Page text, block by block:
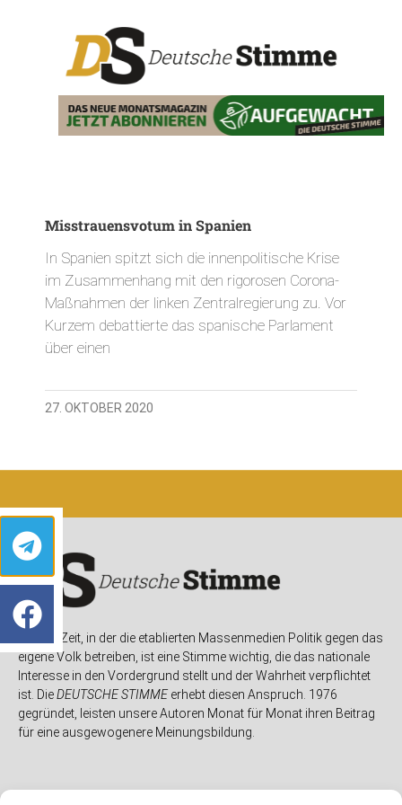
Misstrauensvotum in Spanien
In Spanien spitzt sich die innenpolitische Krise
im Zusammenhang mit den rigorosen Corona-
Maßnahmen der linken Zentralregierung zu. Vor
Kurzem debattierte das spanische Parlament
über einen
27. OKTOBER 2020
In einer Zeit, in der die etablierten Massenmedien Politik gegen das
eigene Volk betreiben, ist eine Stimme wichtig, die das nationale
Interesse in den Vordergrund stellt und der Wahrheit verpflichtet
ist. DieDEUTSCHE STIMMEerhebt diesen Anspruch. 1976
gegründet, leisten unsere Autoren Monat für Monat ihren Beitrag
für eine ausgewogenere Meinungsbildung.